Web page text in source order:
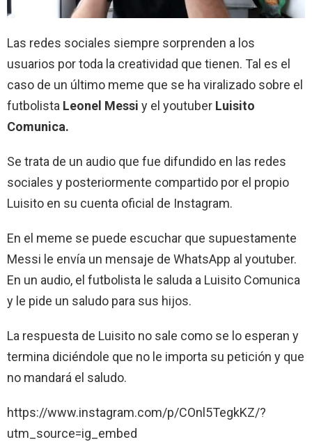
Las redes sociales siempre sorprenden a los
usuarios por toda la creatividad que tienen. Tal es el
caso de un último meme que se ha viralizado sobre el
futbolista Leonel Messi y el youtuber Luisito
Comunica.
Se trata de un audio que fue difundido en las redes
sociales y posteriormente compartido por el propio
Luisito en su cuenta oficial de Instagram.
En el meme se puede escuchar que supuestamente
Messi le envía un mensaje de WhatsApp al youtuber.
En un audio, el futbolista le saluda a Luisito Comunica
y le pide un saludo para sus hijos.
La respuesta de Luisito no sale como se lo esperan y
termina diciéndole que no le importa su petición y que
no mandará el saludo.
https://www.instagram.com/p/COnl5TegkKZ/?
utm_source=ig_embed